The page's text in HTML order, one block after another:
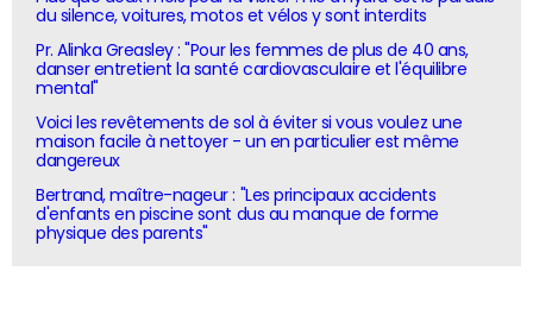
du silence, voitures, motos et vélos y sont interdits
Pr. Alinka Greasley : "Pour les femmes de plus de 40 ans,
danser entretient la santé cardiovasculaire et l'équilibre
mental"
Voici les revêtements de sol à éviter si vous voulez une
maison facile à nettoyer - un en particulier est même
dangereux
Bertrand, maître-nageur : "Les principaux accidents
d'enfants en piscine sont dus au manque de forme
physique des parents"